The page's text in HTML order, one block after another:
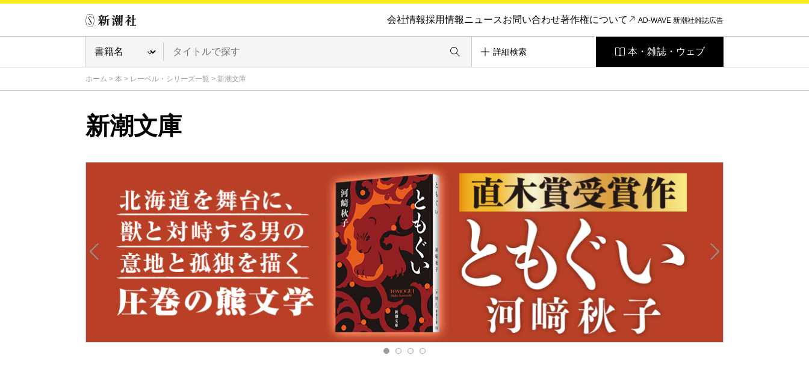
会社情報採用情報ニュースお問い合わせ著作権について AD-WAVE 新潮社雑誌広告
詳細検索 本・雑誌・ウェブ
ホーム > 本 > レーベル・シリーズ一覧 > 新潮文庫
新潮文庫